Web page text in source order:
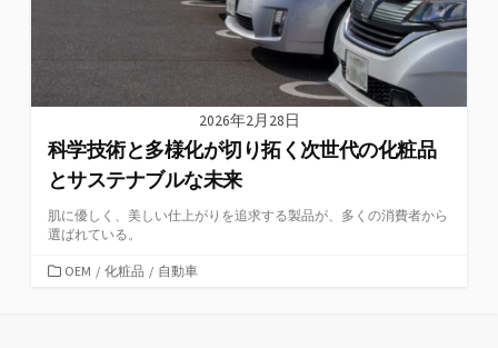
2026年2月28日
科学技術と多様化が切り拓く次世代の化粧品
とサステナブルな未来
肌に優しく、美しい仕上がりを追求する製品が、多くの消費者から
選ばれている。
カOEM / 化粧品 / 自動車